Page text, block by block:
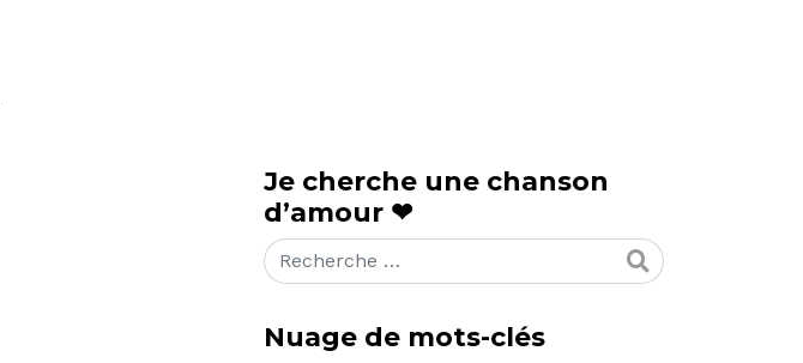
Je cherche une chanson
d’amour ❤
Rechercher
Nuage de mots-clés